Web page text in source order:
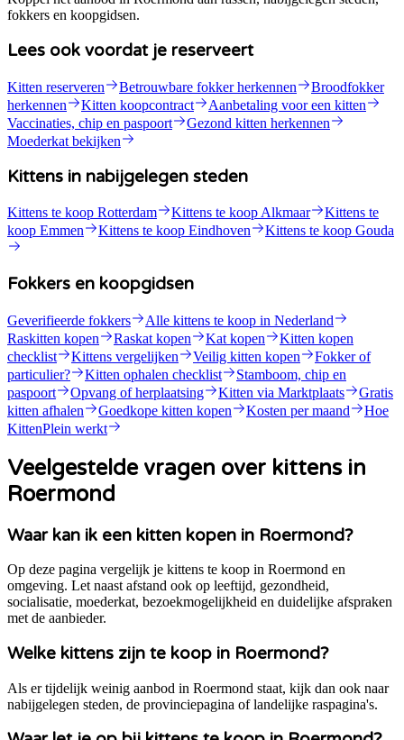
fokkers en koopgidsen.
Lees ook voordat je reserveert
Kitten reserveren Betrouwbare fokker herkennen
Broodfokker
herkennen
Kitten koopcontract
Aanbetaling voor een kitten
Vaccinaties, chip en paspoort
Gezond kitten herkennen
Moederkat bekijken
Kittens in nabijgelegen steden
Kittens te koop Rotterdam Kittens te koop Alkmaar
Kittens te
koop Emmen
Kittens te koop Eindhoven Kittens te koop Gouda
Fokkers en koopgidsen
Geverifieerde fokkers
Alle kittens te koop in Nederland
Raskitten kopen
Raskat kopen Kat kopen
Kitten kopen
checklist
Kittens vergelijken Veilig kitten kopen
Fokker of
particulier?
Kitten ophalen checklist
Stamboom, chip en
paspoort
Opvang of herplaatsing Kitten via Marktplaats
Gratis
kitten afhalen
Goedkope kitten kopen Kosten per maand
Hoe
KittenPlein werkt
Veelgestelde vragen over kittens in
Roermond
Waar kan ik een kitten kopen in Roermond?
Op deze pagina vergelijk je kittens te koop in Roermond en
omgeving. Let naast afstand ook op leeftijd, gezondheid,
socialisatie, moederkat, bezoekmogelijkheid en duidelijke afspraken
met de aanbieder.
Welke kittens zijn te koop in Roermond?
Als er tijdelijk weinig aanbod in Roermond staat, kijk dan ook naar
nabijgelegen steden, de provinciepagina of landelijke raspagina's.